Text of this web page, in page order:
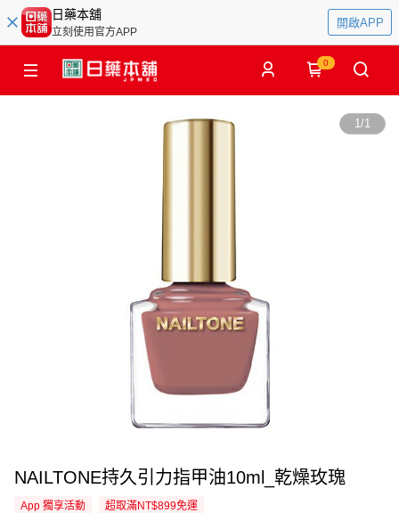
日藥本舖
立刻使用官方APP
開啟APP
0
1/1
NAILTONE持久引力指甲油10ml_乾燥玫瑰
App 獨享活動 超取滿NT$899免運